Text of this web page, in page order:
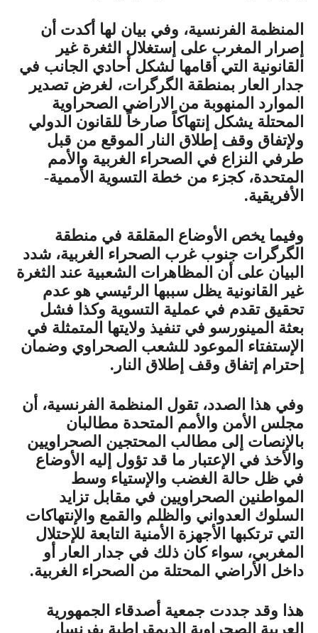
المنظمة الفرنسية، وفي بيان لها أكدت أن
إصرار المغرب على إستغلال الثغرة غير
القانونية التي أقامها لشكل أحادي الجانب في
جدار العار بمنطقة الگرگرات، لغرض تصدير
الموارد المنهوبة من الاراضي الصحراوية
المحتلة يشكل إنتهاكاً صارخاً للقانون الدولي
ولإتفاق وقف إطلاق النار الموقع من قبل
طرفي النزاع في الصحراء الغربية والأمم
المتحدة، كجزء من خطة التسوية الأممية-
الأفريقية.
وفيما يخص الأوضاع المقلقة في منطقة
الگرگرات جنوب غرب الصحراء الغربية، شدد
البيان على أن المظاهرات الشعبية عند الثغرة
غير القانونية يظل سببها الرئيسي هو عدم
تحقيق تقدم في عملية التسوية وكذا فشل
بعثة المينورسو في تنفيذ ولايتها المتمثلة في
الإستفتاء الموعود للشعب الصحراوي وضمان
إحترام إتفاق وقف إطلاق النار.
وفي هذا الصدد، تقول المنظمة الفرنسية، أن
مجلس الأمن والأمم المتحدة مطالبان
بالإنصات إلى مطالب المحتجين الصحراويين
والأخذ في الإعتبار ما قد تؤول إليه الأوضاع
في ظل حالة الغضب والإستياء وسط
المواطنين الصحراويين في مقابل تزايد
السلوك العدواني والظلم والقمع والإنتهاكات
التي ترتكبها الأجهزة الأمنية التابعة للإحتلال
المغربي، سواء كان ذلك في جدار العار أو
داخل الأراضي المحتلة من الصحراء الغربية.
هذا وقد جددت جمعية أصدقاء الجمهورية
العربية الصحراوية الديمقراطية بفرنسا،